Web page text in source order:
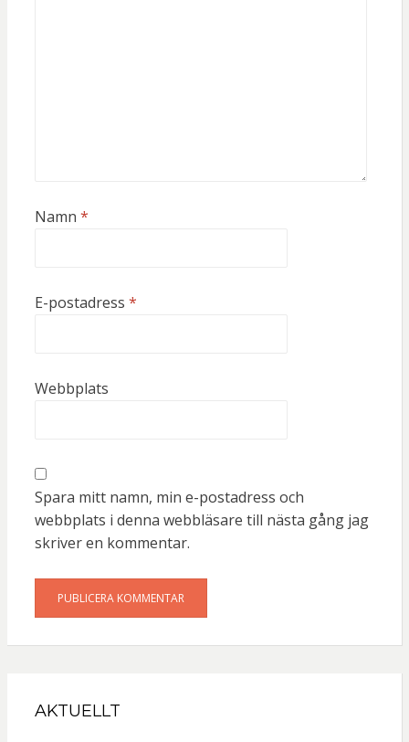
Namn *
E-postadress *
Webbplats
Spara mitt namn, min e-postadress och
webbplats i denna webbläsare till nästa gång jag
skriver en kommentar.
AKTUELLT